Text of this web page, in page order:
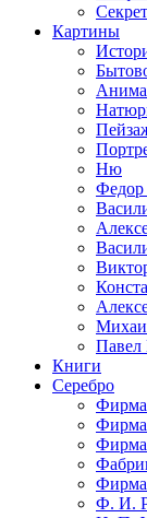
Картины
Ню
Федор
Павел
Книги
Серебро
Фирма
Фирма
Ф. И.